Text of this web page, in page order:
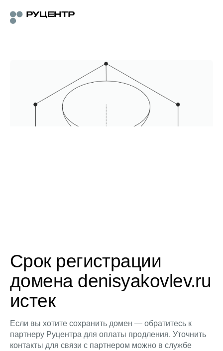
Срок регистрации
домена denisyakovlev.ru
истек
Если вы хотите сохранить домен — обратитесь к
партнеру Руцентра для оплаты продления. Уточнить
контакты для связи с партнером можно в службе